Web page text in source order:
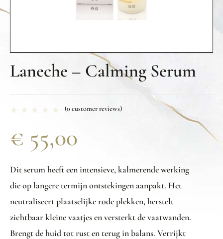
Laneche – Calming Serum
(0customer reviews)
€ 55,00
Dit serum heeft een intensieve, kalmerende werking
die op langere termijn ontstekingen aanpakt. Het
neutraliseert plaatselijke rode plekken, herstelt
zichtbaar kleine vaatjes en versterkt de vaatwanden.
Brengt de huid tot rust en terug in balans. Verrijkt